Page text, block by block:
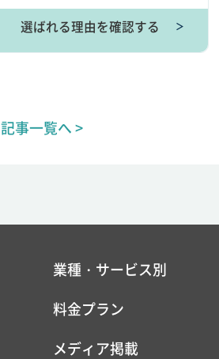
選ばれる理由を確認する ＞
記事一覧へ >
業種・サービス別
料金プラン
メディア掲載